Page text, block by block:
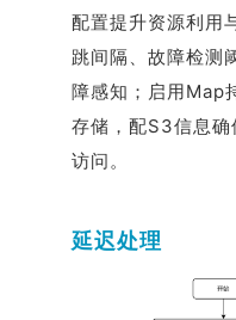
配置提升资源利用
跳间隔、故障检测
障感知；启用Map
存储，配S3信息确
访问。
延迟处理